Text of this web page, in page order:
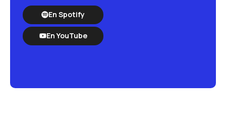
En Spotify
En YouTube